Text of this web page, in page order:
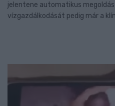
jelentene automatikus
vízgazdálkodását pedig már a